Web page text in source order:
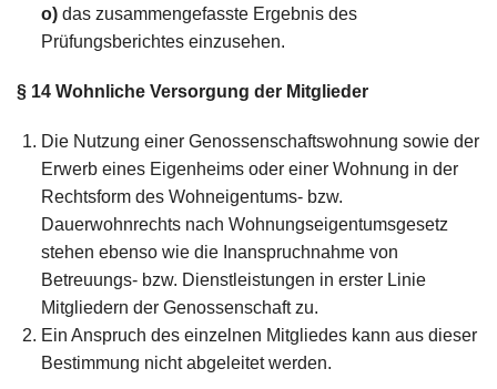
o) das zusammengefasste Ergebnis des
Prüfungsberichtes einzusehen.
§ 14 Wohnliche Versorgung der Mitglieder
Die Nutzung einer Genossenschaftswohnung sowie der
Erwerb eines Eigenheims oder einer Wohnung in der
Rechtsform des Wohneigentums- bzw.
Dauerwohnrechts nach Wohnungseigentumsgesetz
stehen ebenso wie die Inanspruchnahme von
Betreuungs- bzw. Dienstleistungen in erster Linie
Mitgliedern der Genossenschaft zu.
Ein Anspruch des einzelnen Mitgliedes kann aus dieser
Bestimmung nicht abgeleitet werden.